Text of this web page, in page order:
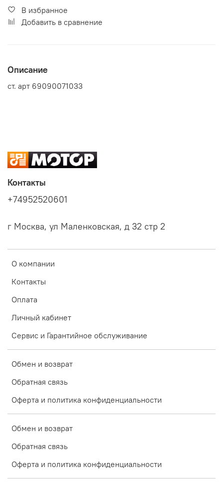
В избранное
Добавить в сравнение
Описание
ст. арт 69090071033
О компании
Контакты
Оплата
Личный кабинет
Сервис и Гарантийное обслуживание
Обмен и возврат
Обратная связь
Оферта и политика конфиденциальности
Обмен и возврат
Обратная связь
Оферта и политика конфиденциальности
Контакты
+74952520601
г Москва, ул Маленковская, д 32 стр 2